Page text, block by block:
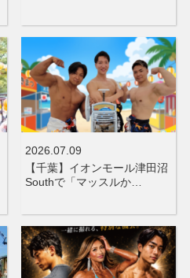
2026.07.09
【千葉】イオンモール津田沼
Southで「マッスルか…